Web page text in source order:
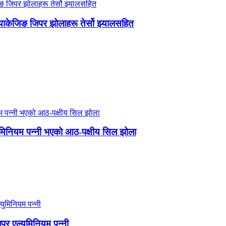
जिपर झोलाहरू तेर्सो झ्यालसहित
पन्नी भएको आठ-पक्षीय सिल झोला
एल्युमिनियम पन्नी